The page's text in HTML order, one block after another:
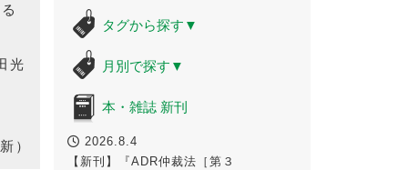
光
）
タグから探す ▼
月別で探す ▼
本・雑誌 新刊
2026.8.4
【新刊】『ADR仲裁法［第３